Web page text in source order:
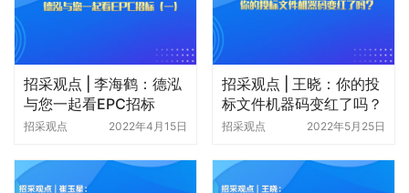
招采观点 | 李海鹤：德泓
与您一起看EPC招标
（一）
招采观点 2022年4月15日
招采观点 | 王晓：你的投
标文件机器码变红了吗？
招采观点 2022年5月25日